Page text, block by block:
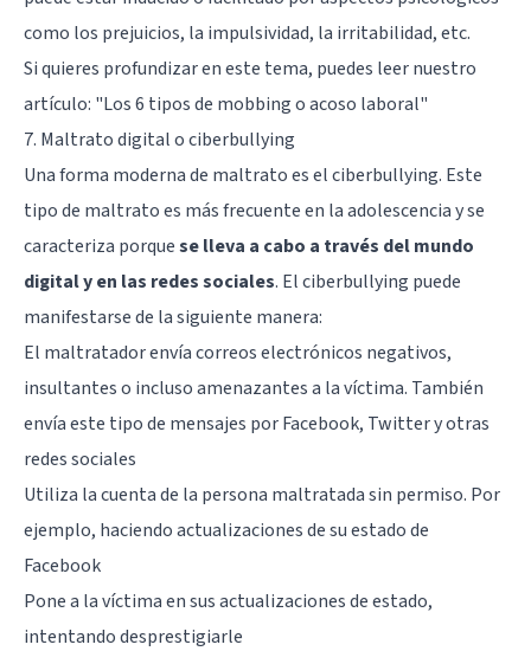
como los prejuicios, la impulsividad, la irritabilidad, etc.
Si quieres profundizar en este tema, puedes leer nuestro
artículo: "Los 6 tipos de mobbing o acoso laboral"
7. Maltrato digital o ciberbullying
Una forma moderna de maltrato es elciberbullying. Este
tipo de maltrato es más frecuente en la adolescencia y se
caracteriza porquese lleva a cabo a través del mundo
digital y en las redes sociales. El ciberbullying puede
manifestarse de la siguiente manera:
El maltratador envía correos electrónicos negativos,
insultantes o incluso amenazantes a la víctima. También
envía este tipo de mensajes por Facebook, Twitter y otras
redes sociales
Utiliza la cuenta de la persona maltratada sin permiso. Por
ejemplo, haciendo actualizaciones de su estado de
Facebook
Pone a la víctima en sus actualizaciones de estado,
intentando desprestigiarle